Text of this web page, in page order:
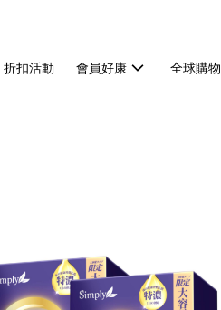
折扣活動 會員好康 全球購物